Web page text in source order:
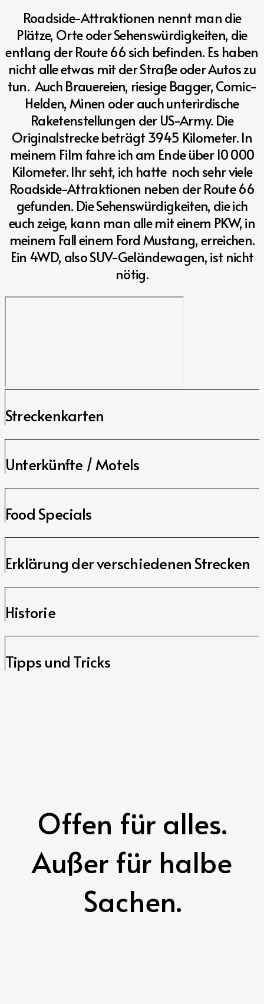
Roadside-Attraktionen nennt man die
Plätze, Orte oder Sehenswürdigkeiten, die
entlang der Route 66 sich befinden. Es haben
nicht alle etwas mit der Straße oder Autos zu
tun. Auch Brauereien, riesige Bagger, Comic-
Helden, Minen oder auch unterirdische
Raketenstellungen der US-Army. Die
Originalstrecke beträgt 3945 Kilometer. In
meinem Film fahre ich am Ende über 10 000
Kilometer. Ihr seht, ich hatte noch sehr viele
Roadside-Attraktionen neben der Route 66
gefunden. Die Sehenswürdigkeiten, die ich
euch zeige, kann man alle mit einem PKW, in
meinem Fall einem Ford Mustang, erreichen.
Ein 4WD, also SUV-Geländewagen, ist nicht
nötig.
Streckenkarten
Unterkünfte / Motels
Food Specials
Erklärung der verschiedenen Strecken
Historie
Tipps und Tricks
Offen für alles.
Außer für halbe
Sachen.